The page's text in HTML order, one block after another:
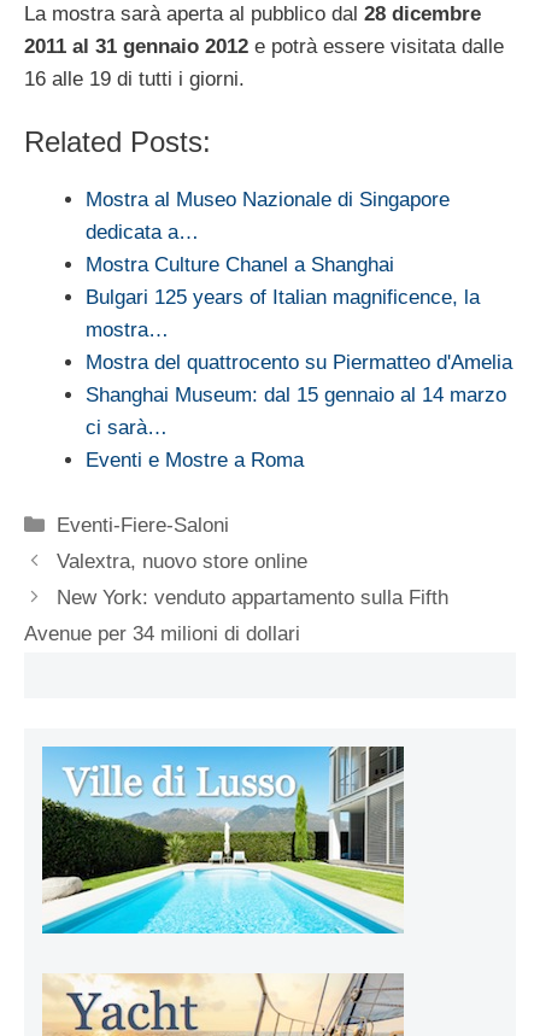
La mostra sarà aperta al pubblico dal 28 dicembre
2011 al 31 gennaio 2012 e potrà essere visitata dalle
16 alle 19 di tutti i giorni.
Related Posts:
Mostra al Museo Nazionale di Singapore
dedicata a…
Mostra Culture Chanel a Shanghai
Bulgari 125 years of Italian magnificence, la
mostra…
Mostra del quattrocento su Piermatteo d'Amelia
Shanghai Museum: dal 15 gennaio al 14 marzo
ci sarà…
Eventi e Mostre a Roma
Categorie
Eventi-Fiere-Saloni
Valextra, nuovo store online
New York: venduto appartamento sulla Fifth
Avenue per 34 milioni di dollari